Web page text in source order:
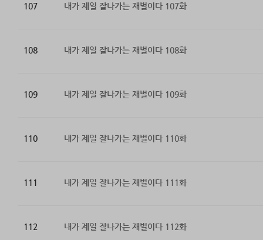
107 내가 제일 잘나가는 재벌이다 107화
108 내가 제일 잘나가는 재벌이다 108화
109 내가 제일 잘나가는 재벌이다 109화
110 내가 제일 잘나가는 재벌이다 110화
111 내가 제일 잘나가는 재벌이다 111화
112 내가 제일 잘나가는 재벌이다 112화